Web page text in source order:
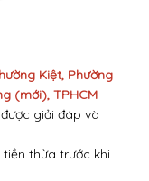
Kiệt, Phường
(mới), TPHCM
giải đáp và
thừa trước khi